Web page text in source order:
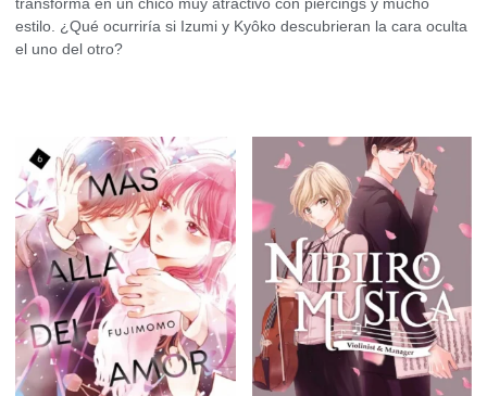
estilo. ¿Qué ocurriría si Izumi y Kyôko descubrieran la cara oculta
el uno del otro?